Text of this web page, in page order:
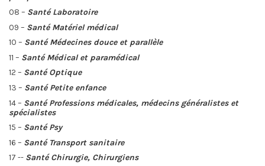
08 – Santé Laboratoire
09 – Santé Matériel médical
10 – Santé Médecines douce et parallèle
11 – Santé Médical et paramédical
12 – Santé Optique
13 – Santé Petite enfance
14 – Santé Professions médicales, médecins généralistes et
spécialistes
15 – Santé Psy
16 – Santé Transport sanitaire
17 -- Santé Chirurgie, Chirurgiens